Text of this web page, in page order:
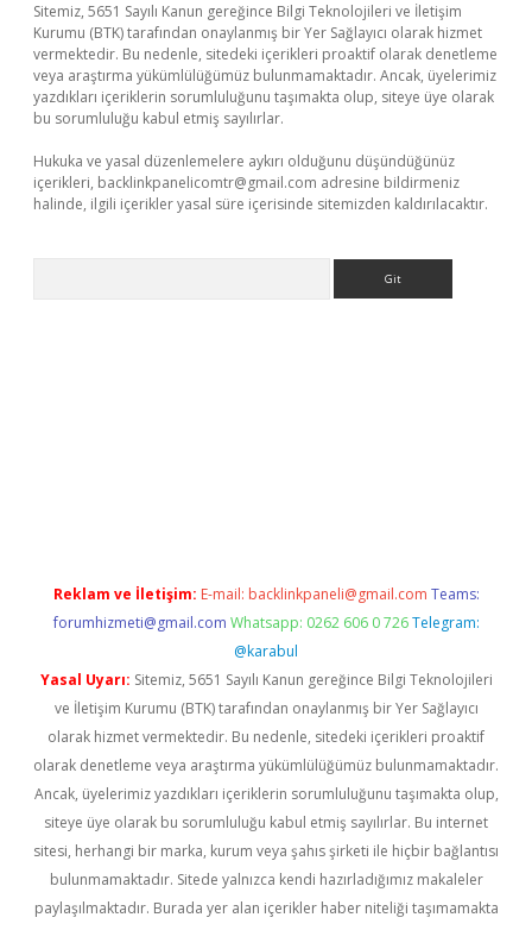
Sitemiz, 5651 Sayılı Kanun gereğince Bilgi Teknolojileri ve İletişim
Kurumu (BTK) tarafından onaylanmış bir Yer Sağlayıcı olarak hizmet
vermektedir. Bu nedenle, sitedeki içerikleri proaktif olarak denetleme
veya araştırma yükümlülüğümüz bulunmamaktadır. Ancak, üyelerimiz
yazdıkları içeriklerin sorumluluğunu taşımakta olup, siteye üye olarak
bu sorumluluğu kabul etmiş sayılırlar.
Hukuka ve yasal düzenlemelere aykırı olduğunu düşündüğünüz
içerikleri, backlinkpanelicomtr@gmail.com adresine bildirmeniz
halinde, ilgili içerikler yasal süre içerisinde sitemizden kaldırılacaktır.
Reklam ve İletişim: E-mail: backlinkpaneli@gmail.com Teams:
forumhizmeti@gmail.com Whatsapp: 0262 606 0 726 Telegram:
@karabul
Yasal Uyarı: Sitemiz, 5651 Sayılı Kanun gereğince Bilgi Teknolojileri
ve İletişim Kurumu (BTK) tarafından onaylanmış bir Yer Sağlayıcı
olarak hizmet vermektedir. Bu nedenle, sitedeki içerikleri proaktif
olarak denetleme veya araştırma yükümlülüğümüz bulunmamaktadır.
Ancak, üyelerimiz yazdıkları içeriklerin sorumluluğunu taşımakta olup,
siteye üye olarak bu sorumluluğu kabul etmiş sayılırlar. Bu internet
sitesi, herhangi bir marka, kurum veya şahıs şirketi ile hiçbir bağlantısı
bulunmamaktadır. Sitede yalnızca kendi hazırladığımız makaleler
paylaşılmaktadır. Burada yer alan içerikler haber niteliği taşımamakta